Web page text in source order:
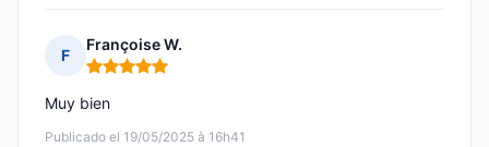
F
Françoise W.
Nota: 5 de 5
Publicado el 19/05/2025 à 16h41
Muy bien